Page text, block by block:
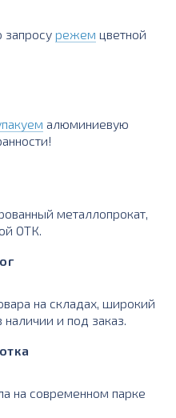
запросу режем цветной
алюминиевую
металлопрокат,
ОТК.
на складах, широкий
и под заказ.
на современном парке